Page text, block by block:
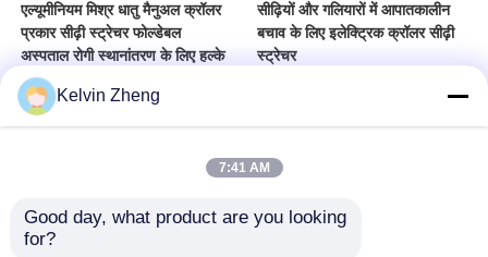
एल्यूमीनियम मिश्र धातु मैनुअल क्रॉलर
प्रकार सीढ़ी स्ट्रेचर फोल्डेबल
अस्पताल रोगी स्थानांतरण के लिए हल्के
सीढ़ियों और गलियारों में आपातकालीन
बचाव के लिए इलेक्ट्रिक क्रॉलर सीढ़ी
स्ट्रेचर
Kelvin Zheng
7:41 AM
Good day, what product are you looking
for?